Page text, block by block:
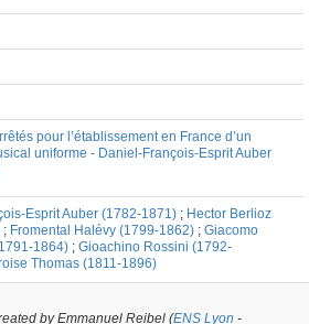
pour l’établissement en France d’un
uniforme - Daniel-François-Esprit Auber
Esprit Auber (1782-1871) ; Hector Berlioz
; Fromental Halévy (1799-1862) ; Giacomo
1864) ; Gioachino Rossini (1792-
Thomas (1811-1896)
by Emmanuel Reibel (ENS Lyon -